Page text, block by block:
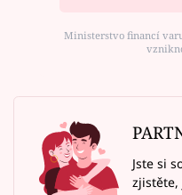
Ministerstvo financí
Jste si
zjistěte,